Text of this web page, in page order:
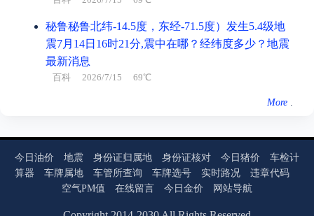
秘鲁秘鲁北纬-14.5度，东经-71.5度）发生5.4级地
震7月14日16时21分,震中在哪？经纬度多少？地震
最新消息
百科 2026/7/15 69℃
More
今日油价 地震 身份证归属地 身份证核对 今日猪价
车检计
算器
车牌属地 车管所查询 车牌选号 实时路况
违章代码
空气PM值
在线留言 今日金价 网站导航